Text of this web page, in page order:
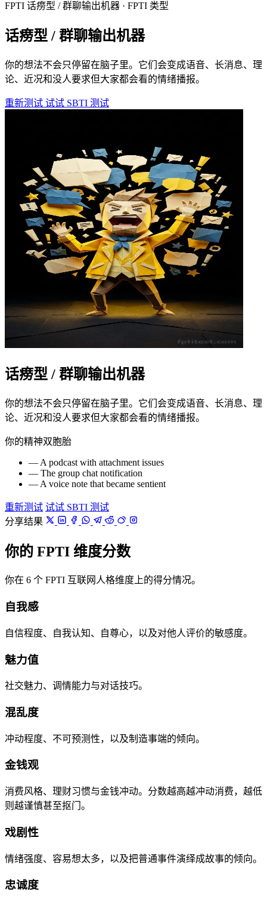
FPTI 话痨型 / 群聊输出机器 · FPTI 类型
话痨型 / 群聊输出机器
你的想法不会只停留在脑子里。它们会变成语音、长消息、理
论、近况和没人要求但大家都会看的情绪播报。
重新测试 试试 SBTI 测试
话痨型 / 群聊输出机器
你的想法不会只停留在脑子里。它们会变成语音、长消息、理
论、近况和没人要求但大家都会看的情绪播报。
你的精神双胞胎
— A podcast with attachment issues
— The group chat notification
— A voice note that became sentient
重新测试 试试 SBTI 测试
分享结果
你的 FPTI 维度分数
你在 6 个 FPTI 互联网人格维度上的得分情况。
自我感
自信程度、自我认知、自尊心，以及对他人评价的敏感度。
魅力值
社交魅力、调情能力与对话技巧。
混乱度
冲动程度、不可预测性，以及制造事端的倾向。
金钱观
消费风格、理财习惯与金钱冲动。分数越高越冲动消费，越低
则越谨慎甚至抠门。
戏剧性
情绪强度、容易想太多，以及把普通事件演绎成故事的倾向。
忠诚度